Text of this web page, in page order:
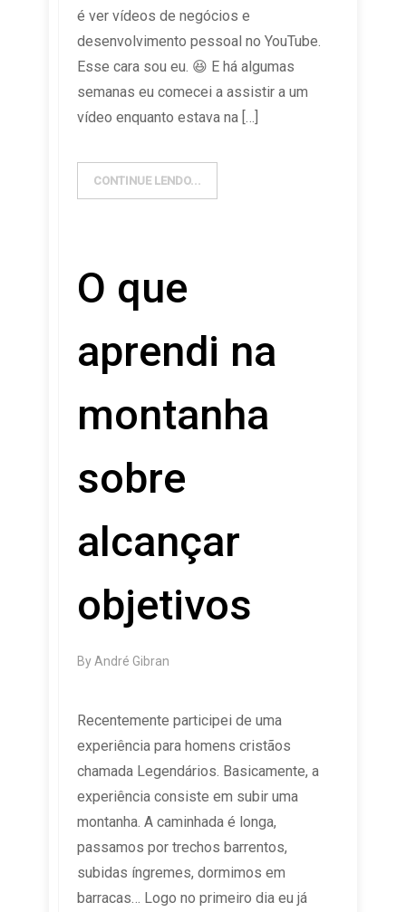
é ver vídeos de negócios e
desenvolvimento pessoal no YouTube.
Esse cara sou eu. 😆 E há algumas
semanas eu comecei a assistir a um
vídeo enquanto estava na […]
CONTINUE LENDO...
O que
aprendi na
montanha
sobre
alcançar
objetivos
By André Gibran
Recentemente participei de uma
experiência para homens cristãos
chamada Legendários. Basicamente, a
experiência consiste em subir uma
montanha. A caminhada é longa,
passamos por trechos barrentos,
subidas íngremes, dormimos em
barracas… Logo no primeiro dia eu já